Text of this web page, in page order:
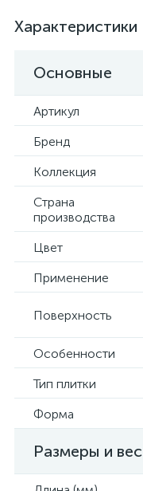
Характеристики
Основные
Артикул
Бренд
Коллекция
Страна
производства
Цвет
Применение
Поверхность
Особенности
Тип плитки
Форма
Размеры и вес